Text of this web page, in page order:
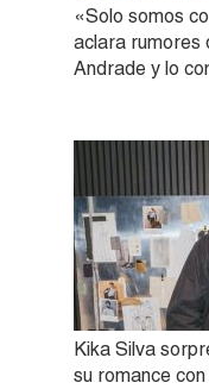
«Solo somos
aclara rumores
Andrade y lo
Kika Silva
su romance